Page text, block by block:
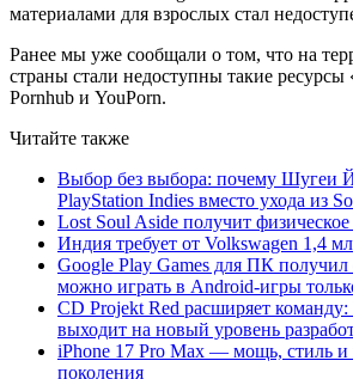
материалами для взрослых стал
Ранее мы уже сообщали о том, что на
страны стали недоступны такие ресурсы
Pornhub и YouPorn.
Читайте также
Выбор без выбора: почему Шугеи
PlayStation Indies вместо ухода из
Lost Soul Aside получит
Индия требует от Volkswagen 1,4
Google Play Games для ПК получил
можно играть в Android-игры
CD Projekt Red расширяет команду:
выходит на новый уровень
iPhone 17 Pro Max — мощь, стиль и
поколения